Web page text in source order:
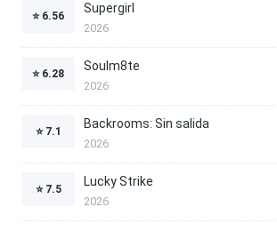
⭐ 6.56
Supergirl
2026
⭐ 6.28
Soulm8te
2026
⭐ 7.1
Backrooms: Sin salida
2026
⭐ 7.5
Lucky Strike
2026